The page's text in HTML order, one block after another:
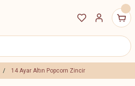
14 Ayar Altın Popcorn Zincir